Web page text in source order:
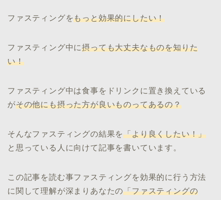
ファスティングをもっと効果的にしたい！
ファスティング中に摂っても大丈夫なものを知りた
い！
ファスティング中は食事をドリンクに置き換えている
がその他にも摂った方が良いものってあるの？
そんなファスティングの結果を「より良くしたい！」
と思っている人に向けて記事を書いています。
この記事を読む事ファスティングを効果的に行う方法
に関して理解が深まりあなたの「ファスティングの